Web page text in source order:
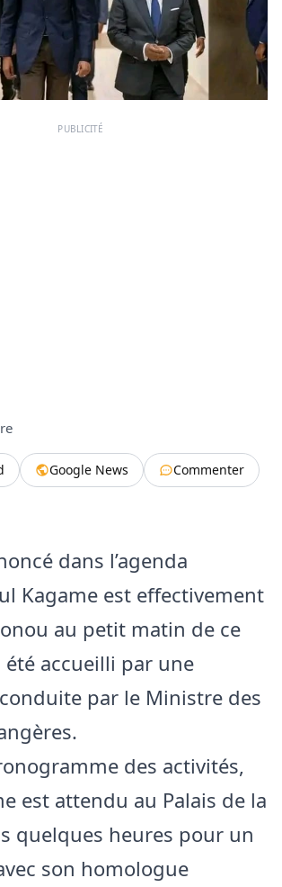
PUBLICITÉ
Google News
Commenter
dans l’agenda
Kagame est effectivement
au petit matin de ce
été accueilli par une
par le Ministre des
des activités,
est attendu au Palais de la
quelques heures pour un
son homologue